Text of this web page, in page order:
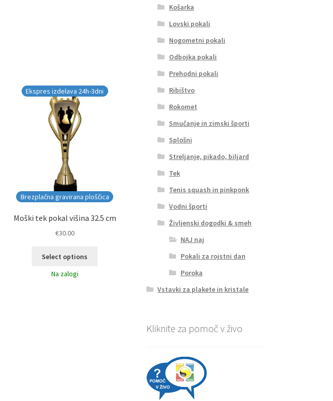
Brezplačna gravirana ploščica
Ekspres izdelava 24h-3dni
Moški tek pokal višina 32.5 cm
€30.00
Select options
Na zalogi
Košarka
Lovski pokali
Nogometni pokali
Odbojka pokali
Prehodni pokali
Ribištvo
Rokomet
Smučanje in zimski športi
Splošni
Streljanje, pikado, biljard
Tek
Tenis squash in pinkponk
Vodni športi
Življenski dogodki & smeh
NAJ naj
Pokali za rojstni dan
Poroka
Vstavki za plakete in kristale
Kliknite za pomoč v živo